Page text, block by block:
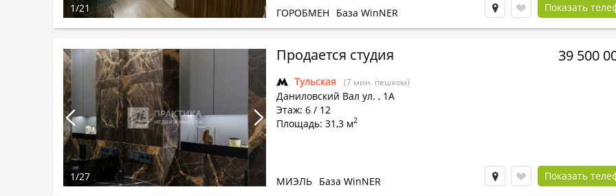
ГОРОБМЕН База WinNER Показать
1/21
Продается студия
Тульская (7 мин. пешком)
Даниловский Вал ул. , 1А
Этаж: 6 / 12
Площадь: 31,3 м2
39 500
МИЭЛЬ База WinNER Показать
1/27